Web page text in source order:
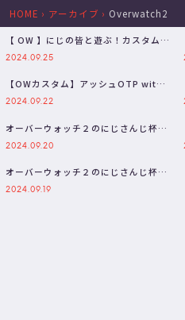
HOME › アーカイブ › Overwatch2
【 OW 】にじの皆と遊ぶ！カスタムで
す【ラトナ・プティ/にじさんじ】
2024.09.25
【OWカスタム】アッシュOTP with
にじさんじの皆さん【にじさんじ…
2024.09.22
オーバーウォッチ２のにじさんじ杯の
練習会
2024.09.20
オーバーウォッチ２のにじさんじ杯に
出るんですけども・・・
2024.09.19